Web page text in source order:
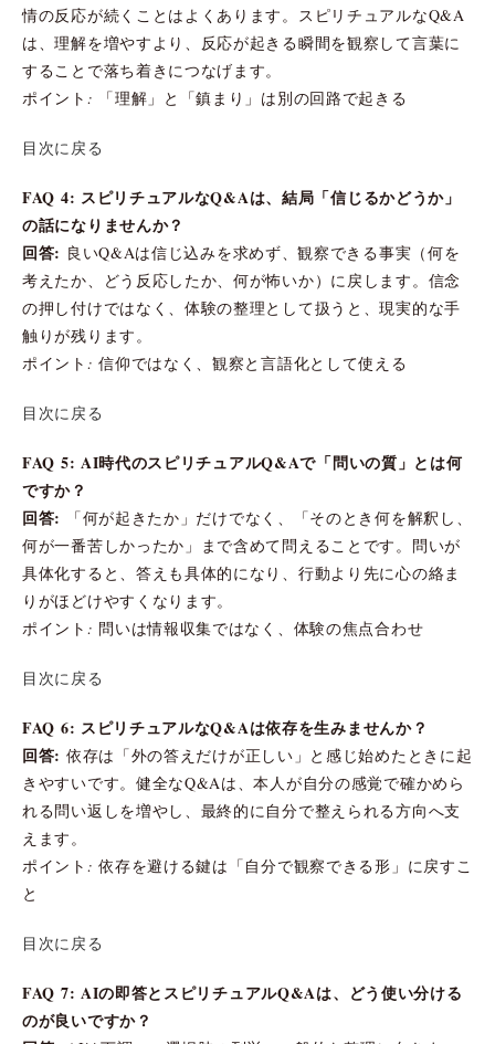
情の反応が続くことはよくあります。スピリチュアルなQ&A
は、理解を増やすより、反応が起きる瞬間を観察して言葉に
することで落ち着きにつなげます。
ポイント: 「理解」と「鎮まり」は別の回路で起きる
目次に戻る
FAQ 4: スピリチュアルなQ&Aは、結局「信じるかどうか」
の話になりませんか？
回答: 良いQ&Aは信じ込みを求めず、観察できる事実（何を
考えたか、どう反応したか、何が怖いか）に戻します。信念
の押し付けではなく、体験の整理として扱うと、現実的な手
触りが残ります。
ポイント: 信仰ではなく、観察と言語化として使える
目次に戻る
FAQ 5: AI時代のスピリチュアルQ&Aで「問いの質」とは何
ですか？
回答:
「何が起きたか」だけでなく、「そのとき何を解釈し、
何が一番苦しかったか」まで含めて問えることです。問いが
具体化すると、答えも具体的になり、行動より先に心の絡ま
りがほどけやすくなります。
ポイント: 問いは情報収集ではなく、体験の焦点合わせ
目次に戻る
FAQ 6: スピリチュアルなQ&Aは依存を生みませんか？
回答: 依存は「外の答えだけが正しい」と感じ始めたときに起
きやすいです。健全なQ&Aは、本人が自分の感覚で確かめら
れる問い返しを増やし、最終的に自分で整えられる方向へ支
えます。
ポイント: 依存を避ける鍵は「自分で観察できる形」に戻すこ
と
目次に戻る
FAQ 7: AIの即答とスピリチュアルQ&Aは、どう使い分ける
のが良いですか？